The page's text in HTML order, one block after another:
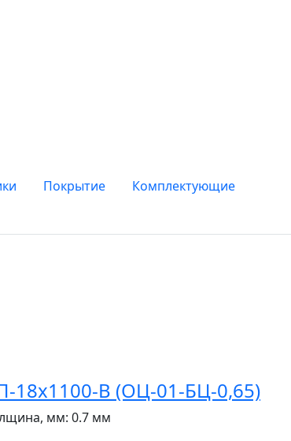
Покрытие
Комплектующие
B (ОЦ-01-БЦ-0,65)
мм: 0.7 мм